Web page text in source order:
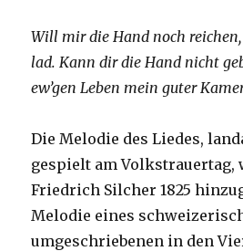
Will mir die Hand noch
lad. Kann dir die Hand nicht
ew’gen Leben mein guter
Die Melodie des Liedes,
gespielt am Volkstrauertag,
Friedrich Silcher 1825
Melodie eines
umgeschriebenen in den